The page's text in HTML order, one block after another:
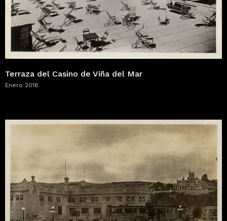
Terraza del Casino de Viña del Mar
Enero 2018